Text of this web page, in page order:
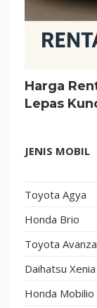
Harga
Lepas
JENIS MOBIL
Toyota Agya
Honda Brio
Toyota Avanza
Daihatsu Xenia
Honda Mobilio